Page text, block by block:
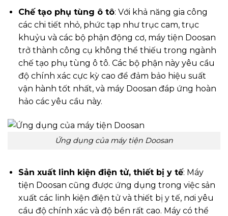
Chế tạo phụ tùng ô tô: Với khả năng gia công
các chi tiết nhỏ, phức tạp như trục cam, trục
khuỷu và các bộ phận động cơ, máy tiện Doosan
trở thành công cụ không thể thiếu trong ngành
chế tạo phụ tùng ô tô. Các bộ phận này yêu cầu
độ chính xác cực kỳ cao để đảm bảo hiệu suất
vận hành tốt nhất, và máy Doosan đáp ứng hoàn
hảo các yêu cầu này.
Ứng dụng của máy tiện Doosan
Sản xuất linh kiện điện tử, thiết bị y tế: Máy
tiện Doosan cũng được ứng dụng trong việc sản
xuất các linh kiện điện tử và thiết bị y tế, nơi yêu
cầu độ chính xác và độ bền rất cao. Máy có thể